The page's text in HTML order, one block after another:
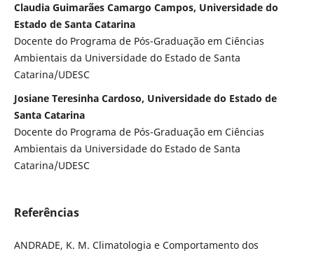
Claudia Guimarães Camargo Campos, Universidade do
Estado de Santa Catarina
Docente do Programa de Pós-Graduação em Ciências
Ambientais da Universidade do Estado de Santa
Catarina/UDESC
Josiane Teresinha Cardoso, Universidade do Estado de
Santa Catarina
Docente do Programa de Pós-Graduação em Ciências
Ambientais da Universidade do Estado de Santa
Catarina/UDESC
Referências
ANDRADE, K. M. Climatologia e Comportamento dos